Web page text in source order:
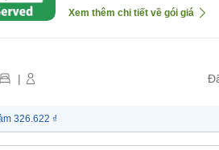
Xem thêm chi tiết về gói giá
|
326.622 ₫